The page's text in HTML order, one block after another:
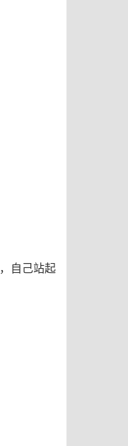
自己站起